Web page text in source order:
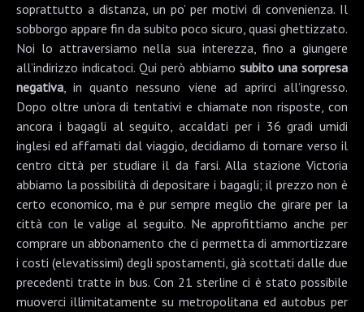
soprattutto a distanza, un po’ per motivi di convenienza. Il
sobborgo appare fin da subito poco sicuro, quasi ghettizzato.
Noi lo attraversiamo nella sua interezza, fino a giungere
all’indirizzo indicatoci. Qui però abbiamo subito una sorpresa
negativa, in quanto nessuno viene ad aprirci all’ingresso.
Dopo oltre un’ora di tentativi e chiamate non risposte, con
ancora i bagagli al seguito, accaldati per i 36 gradi umidi
inglesi ed affamati dal viaggio, decidiamo di tornare verso il
centro città per studiare il da farsi. Alla stazione Victoria
abbiamo la possibilità di depositare i bagagli; il prezzo non è
certo economico, ma è pur sempre meglio che girare per la
città con le valige al seguito. Ne approfittiamo anche per
comprare un abbonamento che ci permetta di ammortizzare
i costi (elevatissimi) degli spostamenti, già scottati dalle due
precedenti tratte in bus. Con 21 sterline ci è stato possibile
muoverci illimitatamente su metropolitana ed autobus per